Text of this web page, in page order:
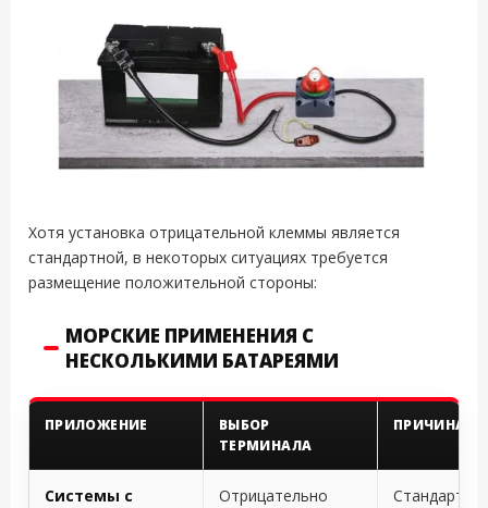
Хотя установка отрицательной клеммы является
стандартной, в некоторых ситуациях требуется
размещение положительной стороны:
МОРСКИЕ ПРИМЕНЕНИЯ С
НЕСКОЛЬКИМИ БАТАРЕЯМИ
ПРИЛОЖЕНИЕ
ВЫБОР
ТЕРМИНАЛА
ПРИЧИНА
Системы с
Отрицательно